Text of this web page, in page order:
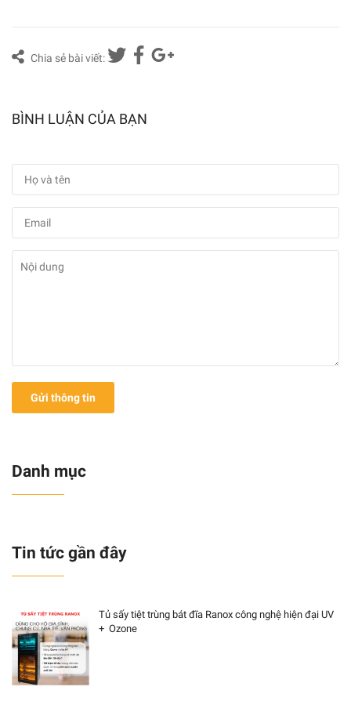
Chia sẻ bài viết:
BÌNH LUẬN CỦA BẠN
Gửi thông tin
Danh mục
Tin tức gần đây
Tủ sấy tiệt trùng bát đĩa Ranox công nghệ hiện đại UV
+ Ozone